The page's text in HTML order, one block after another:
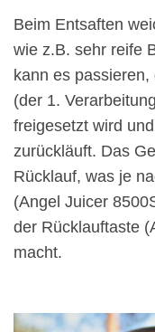
Beim Entsaften
wie z.B. sehr reife
kann es
(der 1.
freigesetzt wird
zurückläuft. Das
Rücklauf, was je
(Angel Juicer
der Rücklauftaste
macht.